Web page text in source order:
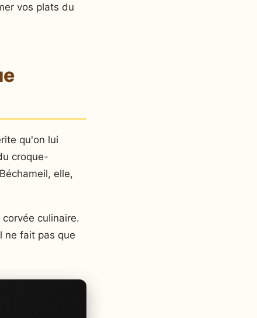
vos plats du
qu'on lui
croque-
elle,
culinaire.
ne fait pas que